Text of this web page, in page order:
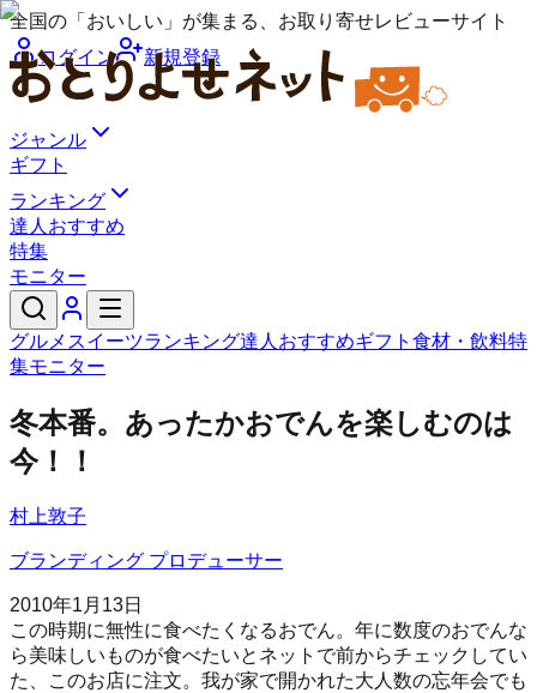
全国の「おいしい」が集まる、お取り寄せレビューサイト
ログイン
新規登録
ジャンル
ギフト
ランキング
達人おすすめ
特集
モニター
グルメ スイーツランキング達人おすすめギフト 食材・飲料特
集モニター
冬本番。あったかおでんを楽しむのは
今！！
村上敦子
ブランディング プロデューサー
2010年1月13日
この時期に無性に食べたくなるおでん。年に数度のおでんな
ら美味しいものが食べたいとネットで前からチェックしてい
た、このお店に注文。我が家で開かれた大人数の忘年会でも